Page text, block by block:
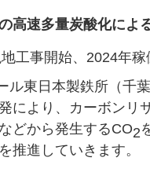
高速多量炭酸化によ
工事開始、2024年
ル東日本製鉄所（千
により、カーボンリ
どから発生するCO2
推進していきます。